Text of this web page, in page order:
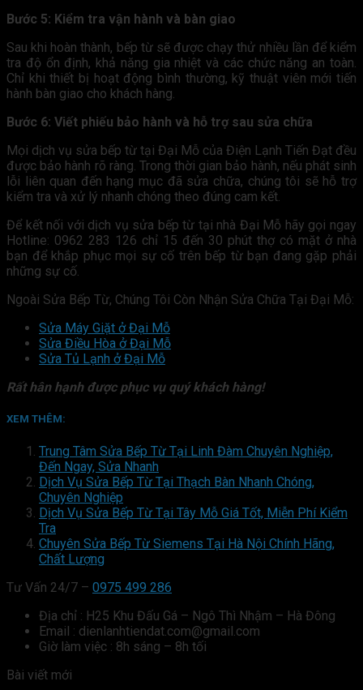
Bước 5: Kiểm tra vận hành và bàn giao
Sau khi hoàn thành, bếp từ sẽ được chạy thử nhiều lần để kiểm
tra độ ổn định, khả năng gia nhiệt và các chức năng an toàn.
Chỉ khi thiết bị hoạt động bình thường, kỹ thuật viên mới tiến
hành bàn giao cho khách hàng.
Bước 6: Viết phiếu bảo hành và hỗ trợ sau sửa chữa
Mọi dịch vụ sửa bếp từ tại Đại Mỗ của Điện Lạnh Tiến Đạt đều
được bảo hành rõ ràng. Trong thời gian bảo hành, nếu phát sinh
lỗi liên quan đến hạng mục đã sửa chữa, chúng tôi sẽ hỗ trợ
kiểm tra và xử lý nhanh chóng theo đúng cam kết.
Để kết nối với dịch vụ sửa bếp từ tại nhà Đại Mỗ hãy gọi ngay
Hotline: 0962 283 126 chỉ 15 đến 30 phút thợ có mặt ở nhà
bạn để khắp phục mọi sự cố trên bếp từ bạn đang gặp phải
những sự cố.
Ngoài Sửa Bếp Từ, Chúng Tôi Còn Nhận Sửa Chữa Tại Đại Mỗ:
Sửa Máy Giặt ở Đại Mỗ
Sửa Điều Hòa ở Đại Mỗ
Sửa Tủ Lạnh ở Đại Mỗ
Rất hân hạnh được phục vụ quý khách hàng!
XEM THÊM:
Trung Tâm Sửa Bếp Từ Tại Linh Đàm Chuyên Nghiệp,
Đến Ngay, Sửa Nhanh
Dịch Vụ Sửa Bếp Từ Tại Thạch Bàn Nhanh Chóng,
Chuyên Nghiệp
Dịch Vụ Sửa Bếp Từ Tại Tây Mỗ Giá Tốt, Miễn Phí Kiểm
Tra
Chuyên Sửa Bếp Từ Siemens Tại Hà Nội Chính Hãng,
Chất Lượng
Tư Vấn 24/7 – 0975 499 286
Địa chỉ : H25 Khu Đấu Gá – Ngô Thì Nhậm – Hà Đông
Email : dienlanhtiendat.com@gmail.com
Giờ làm việc : 8h sáng – 8h tối
Bài viết mới